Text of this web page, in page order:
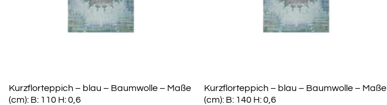
Kurzflorteppich – blau – Baumwolle – Maße
(cm): B: 110 H: 0,6
Kurzflorteppich – blau – Baumwolle – Maße
(cm): B: 140 H: 0,6